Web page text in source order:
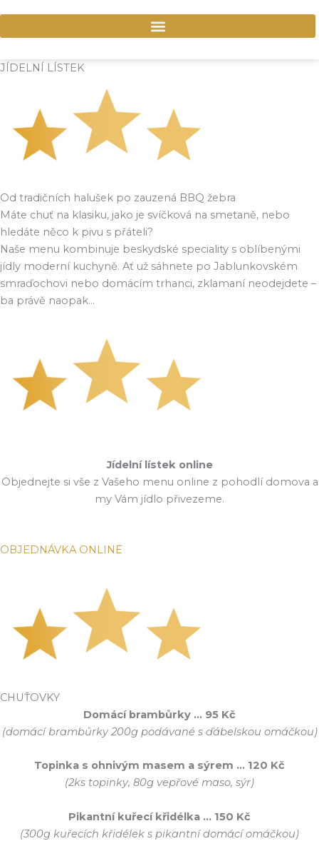
obsah
JÍDELNÍ LÍSTEK
Od tradičních halušek po zauzená BBQ žebra
Máte chuť na klasiku, jako je svíčková na smetaně, nebo
hledáte něco k pivu s přáteli?
Naše menu kombinuje beskydské speciality s oblíbenými
jídly moderní kuchyně. Ať už sáhnete po Jablunkovském
smraďochovi nebo domácím trhanci, zklamaní neodejdete –
ba právě naopak…
Jídelní lístek online
Objednejte si vše z Vašeho menu online z pohodlí domova a
my Vám jídlo přivezeme.
OBJEDNÁVKA ONLINE
CHUŤOVKY
Domácí brambůrky … 95 Kč
(domácí brambůrky 200g podávané s ďábelskou omáčkou)
Topinka s ohnivým masem a sýrem … 120 Kč
(2ks topinky, 80g vepřové maso, sýr)
Pikantní kuřecí křidélka … 150 Kč
(300g kuřecích křidélek s pikantní domácí omáčkou)